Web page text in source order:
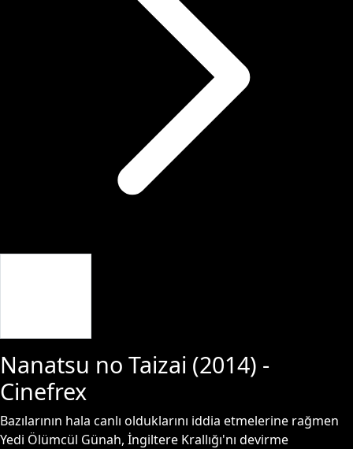
Nanatsu no Taizai (2014) -
Cinefrex
Bazılarının hala canlı olduklarını iddia etmelerine rağmen
Yedi Ölümcül Günah, İngiltere Krallığı'nı devirme